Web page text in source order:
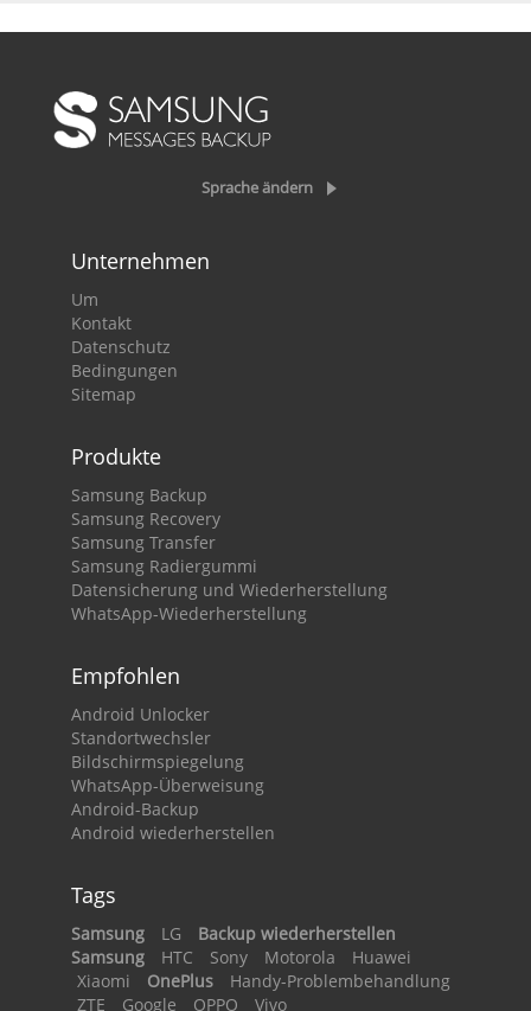
Sprache ändern
Unternehmen
Um
Kontakt
Datenschutz
Bedingungen
Sitemap
Produkte
Samsung Backup
Samsung Recovery
Samsung Transfer
Samsung Radiergummi
Datensicherung und Wiederherstellung
WhatsApp-Wiederherstellung
Empfohlen
Android Unlocker
Standortwechsler
Bildschirmspiegelung
WhatsApp-Überweisung
Android-Backup
Android wiederherstellen
Tags
Samsung LG
Backup wiederherstellen
Samsung
HTC Sony Motorola
Huawei
Xiaomi
OnePlus
Handy-Problembehandlung
ZTE
Google OPPO Vivo